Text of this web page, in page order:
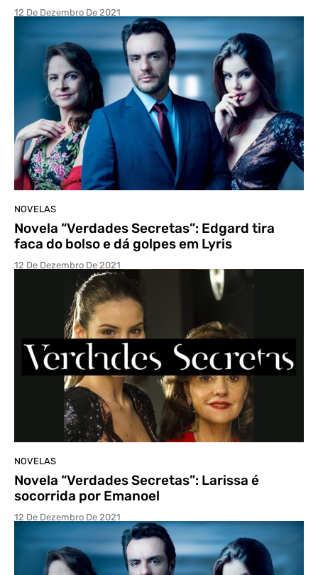
12 De Dezembro De 2021
NOVELAS
Novela “Verdades Secretas”: Edgard tira
faca do bolso e dá golpes em Lyris
12 De Dezembro De 2021
NOVELAS
Novela “Verdades Secretas”: Larissa é
socorrida por Emanoel
12 De Dezembro De 2021